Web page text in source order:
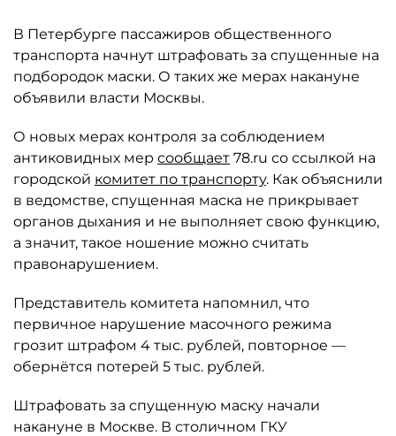
В Петербурге пассажиров общественного
транспорта начнут штрафовать за спущенные на
подбородок маски. О таких же мерах накануне
объявили власти Москвы.
О новых мерах контроля за соблюдением
антиковидных мер сообщает 78.ru со ссылкой на
городской комитет по транспорту. Как объяснили
в ведомстве, спущенная маска не прикрывает
органов дыхания и не выполняет свою функцию,
а значит, такое ношение можно считать
правонарушением.
Представитель комитета напомнил, что
первичное нарушение масочного режима
грозит штрафом 4 тыс. рублей, повторное —
обернётся потерей 5 тыс. рублей.
Штрафовать за спущенную маску начали
накануне в Москве. В столичном ГКУ